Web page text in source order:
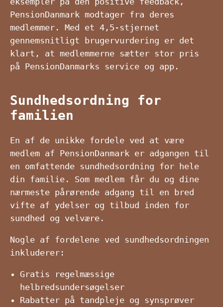
PensionDanmark modtager fra deres
medlemmer. Med et 4,5-stjernet
gennemsnitligt brugervurdering er det
klart, at medlemmerne sætter stor pris
på PensionDanmarks service og app.
Sundhedsordning for
familien
En af de unikke fordele ved at være
medlem af PensionDanmark er adgangen til
en omfattende sundhedsordning for hele
din familie. Som medlem får du og dine
nærmeste pårørende adgang til en bred
vifte af ydelser og tilbud inden for
sundhed og velvære.
Nogle af fordelene ved sundhedsordningen
inkluderer:
Gratis regelmæssige
helbredsundersøgelser
Rabatter på tandpleje og synsprøver